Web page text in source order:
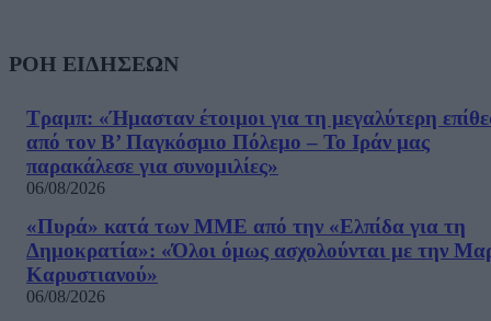
ΡΟΗ ΕΙΔΗΣΕΩΝ
Τραμπ: «Ήμασταν έτοιμοι για τη μεγαλύτερη
από τον Β’ Παγκόσμιο Πόλεμο – Το Ιράν μας
παρακάλεσε για συνομιλίες»
06/08/2026
«Πυρά» κατά των ΜΜΕ από την «Ελπίδα για τη
Δημοκρατία»: «Όλοι όμως ασχολούνται με την
Καρυστιανού»
06/08/2026